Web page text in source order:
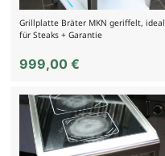
Grillplatte Bräter MKN geriffelt, ideal
für Steaks + Garantie
999,00 €